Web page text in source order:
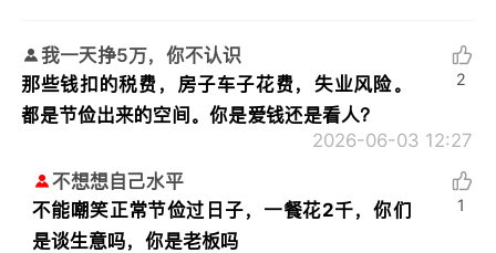
我一天挣5万，你不认识
那些钱扣的税费，房子车子花费，失业风险。
都是节俭出来的空间。你是爱钱还是看人？
2026-06-03 12:27
2
不想想自己水平
不能嘲笑正常节俭过日子，一餐花2千，你们
是谈生意吗，你是老板吗
1